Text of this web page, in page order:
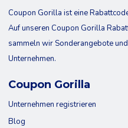
Coupon Gorilla ist eine
Auf unseren Coupon Gorilla
sammeln wir Sonderangebote
Unternehmen.
Coupon Gorilla
Unternehmen registrieren
Blog